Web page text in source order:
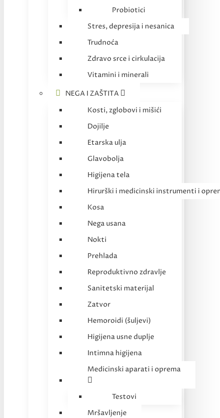
Probiotici
Stres, depresija i nesanica
Trudnoća
Zdravo srce i cirkulacija
Vitamini i minerali
NEGA I ZAŠTITA
Kosti, zglobovi i mišići
Dojilje
Etarska ulja
Glavobolja
Higijena tela
Hirurški i medicinski instrumenti i
Kosa
Nega usana
Nokti
Prehlada
Reproduktivno zdravlje
Sanitetski materijal
Zatvor
Hemoroidi (šuljevi)
Higijena usne duplje
Intimna higijena
Medicinski aparati i oprema
Testovi
Mršavljenje